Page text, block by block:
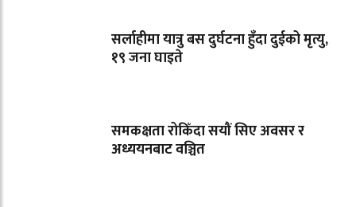
सर्लाहीमा यात्रु बस दुर्घटना हुँदा दुईको मृत्यु,
१९ जना घाइते
समकक्षता रोकिँदा सयौं सिए अवसर र
अध्ययनबाट वञ्चित